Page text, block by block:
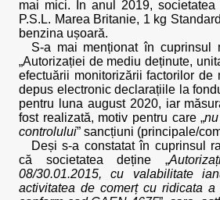
mai mici. În anul 2019,
P.S.L. Marea Britanie, 1 kg
benzina ușoară.
S-a mai menționat în cuprinsul
„Autorizației de mediu deținute,
efectuării monitorizării factorilor de
depus electronic declarațiile la
pentru luna august 2020, iar
fost realizată, motiv pentru care „
controlului” sancțiuni (principale/
Deși s-a constatat în cuprinsul
că societatea deține „
08/30.01.2015, cu valabilitate
activitatea de comerț cu ridicata a